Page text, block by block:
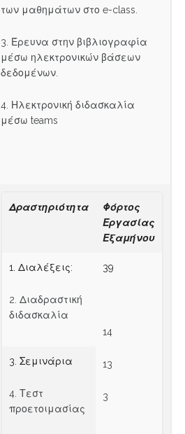
των μαθημάτων στο e-class.
3. Έρευνα στην βιβλιογραφία
μέσω ηλεκτρονικών βάσεων
δεδομένων.
4. Ηλεκτρονική διδασκαλία
μέσω teams
Δραστηριότητα
Φόρτος
Εργασίας
Εξαμήνου
1. Διαλέξεις:
2. Διαδραστική
διδασκαλία
39
14
13
3
3. Σεμινάρια
4. Τεστ
προετοιμασίας